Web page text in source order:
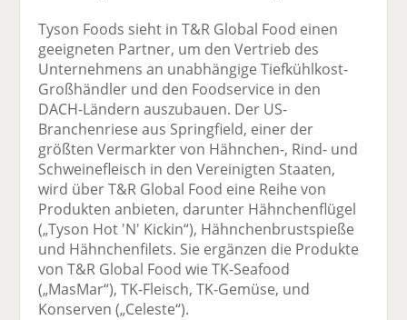
Tyson Foods sieht in T&R Global Food einen
geeigneten Partner, um den Vertrieb des
Unternehmens an unabhängige Tiefkühlkost-
Großhändler und den Foodservice in den
DACH-Ländern auszubauen. Der US-
Branchenriese aus Springfield, einer der
größten Vermarkter von Hähnchen-, Rind- und
Schweinefleisch in den Vereinigten Staaten,
wird über T&R Global Food eine Reihe von
Produkten anbieten, darunter Hähnchenflügel
(„Tyson Hot 'N' Kickin“), Hähnchenbrustspieße
und Hähnchenfilets. Sie ergänzen die Produkte
von T&R Global Food wie TK-Seafood
(„MasMar“), TK-Fleisch, TK-Gemüse, und
Konserven („Celeste“).